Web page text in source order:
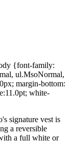
{font-family:
ul.MsoNormal,
margin-bottom:
white-
signature vest is
a reversible
a full white or